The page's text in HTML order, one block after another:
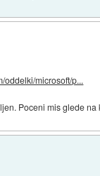
oddelki/microsoft/p...
Poceni mis glede na